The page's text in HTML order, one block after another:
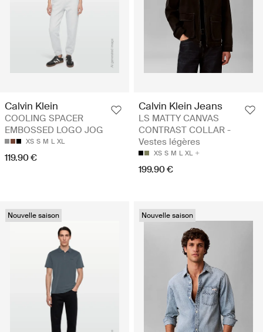
Calvin Klein
COOLING SPACER
EMBOSSED LOGO JOG
XS S M L XL
119.90 €
Calvin Klein Jeans
LS MATTY CANVAS
CONTRAST COLLAR -
Vestes légères
XS S M L XL
199.90 €
Nouvelle saison Nouvelle saison